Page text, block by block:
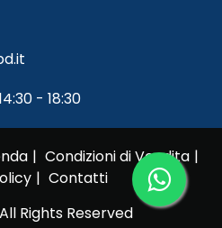
- 18:30
Condizioni di Vendita
Contatti
Rights Reserved